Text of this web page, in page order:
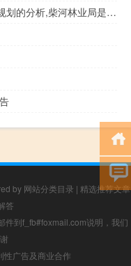
我国林业系统的工作特点总结和发展规划的分析,柴河林业局是柴河林业局的前身吗
by 网站分类目录 | 精选推荐文章
答
件到f_fb#foxmail.com说明，我们
性广告及商业合作